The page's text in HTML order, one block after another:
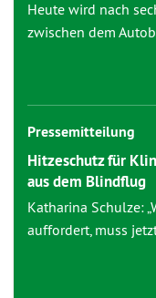
Heute wird nach
zwischen dem
Pressemitteilung
Hitzeschutz für
aus dem Blindflug
Katharina Schulze:
auffordert, muss